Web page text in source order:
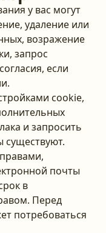
у вас могут
удаление или
возражение
запрос
если
cookie,
и запросить
существуют.
почты
в
Перед
потребоваться